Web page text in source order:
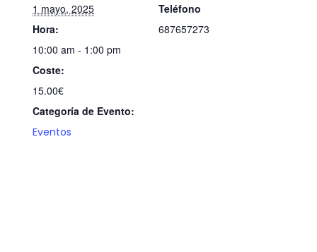
1 mayo, 2025
Hora:
10:00 am - 1:00 pm
Coste:
15.00€
Categoría de Evento:
Eventos
Teléfono
687657273